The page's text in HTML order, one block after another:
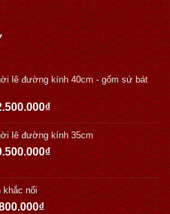
lê đường kính 40cm - gốm sứ bát
₫
lê đường kính 35cm
₫
khắc nổi
₫